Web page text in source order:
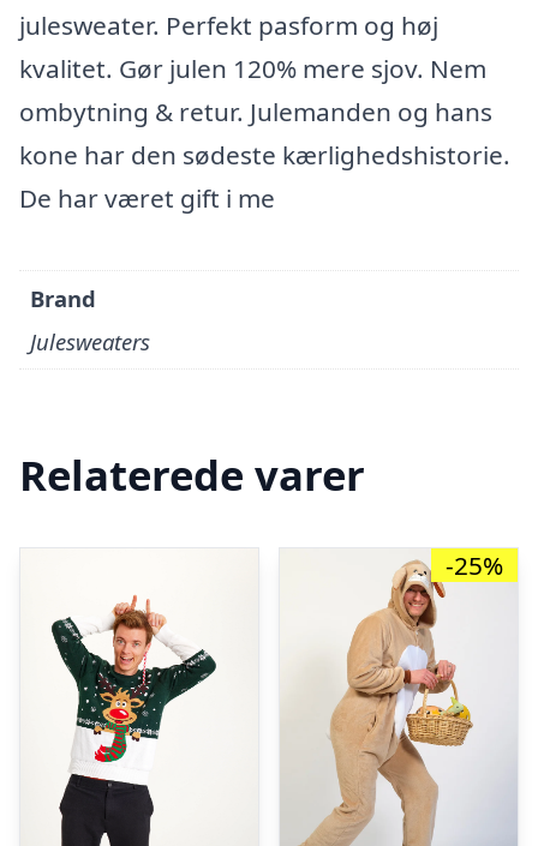
julesweater. Perfekt pasform og høj
kvalitet. Gør julen 120% mere sjov. Nem
ombytning & retur. Julemanden og hans
kone har den sødeste kærlighedshistorie.
De har været gift i me
Brand
Julesweaters
Relaterede varer
-25%